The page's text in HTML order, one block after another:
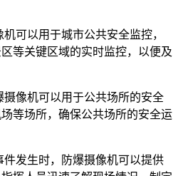
可以用于城市公共安全监控，
等关键区域的实时监控，以便及
像机可以用于公共场所的安全
等场所，确保公共场所的安全运
发生时，防爆摄像机可以提供